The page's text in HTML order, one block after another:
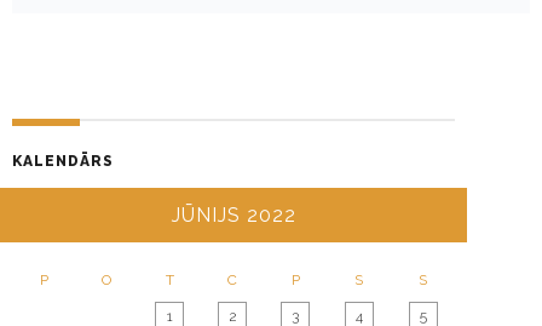
KALENDĀRS
JŪNIJS 2022
P O T C P S S
1 2 3 4 5